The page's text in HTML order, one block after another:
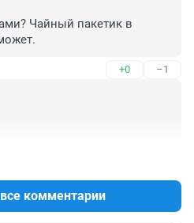
Чайный пакетик в
+0 –1
комментарии